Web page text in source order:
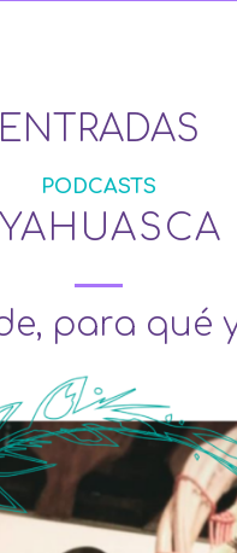
ENTRADAS
PODCASTS
para qué